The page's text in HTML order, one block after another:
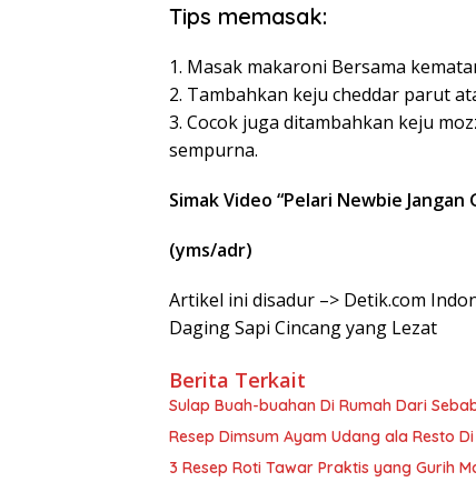
Tips memasak:
1. Masak makaroni Bersama
2. Tambahkan keju cheddar parut
3. Cocok juga ditambahkan keju
sempurna.
Simak Video “Pelari Newbie Jangan
(yms/adr)
Artikel ini disadur –> Detik.com
Daging Sapi Cincang yang Lezat
Berita Terkait
Sulap Buah-buahan Di Rumah Dari
Resep Dimsum Ayam Udang ala Resto
3 Resep Roti Tawar Praktis yang Gurih